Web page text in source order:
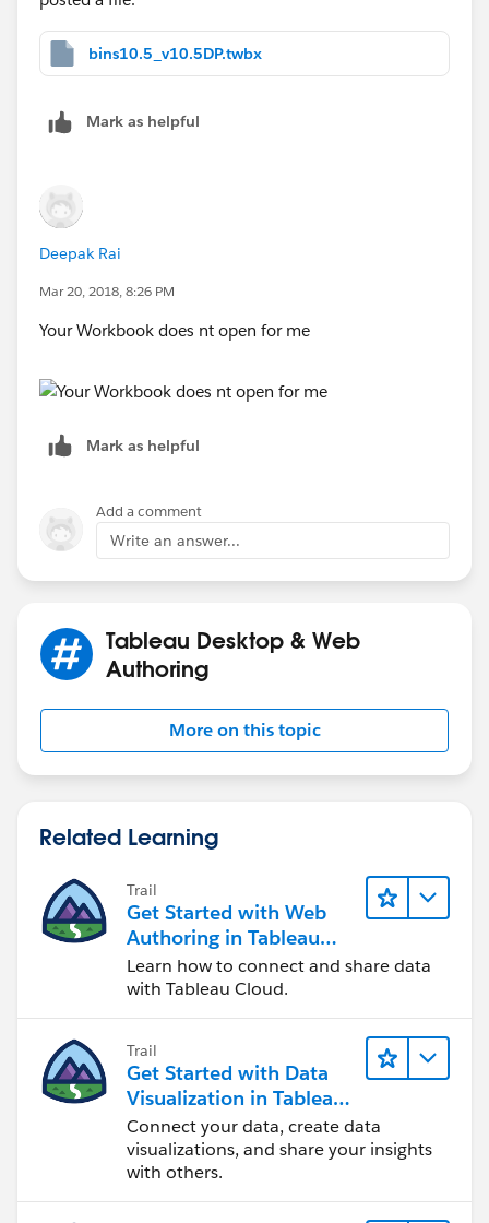
bins10.5_v10.5DP.twbx
Mark as helpful
Deepak Rai
Mar 20, 2018, 8:26 PM
Your Workbook does nt open for me
Mark as helpful
Add a comment
Write an answer...
Tableau Desktop & Web
Authoring
More on this topic
Related Learning
Trail
Get Started with Web
Authoring in Tableau
Cloud
Learn how to connect and share data
with Tableau Cloud.
Trail
Get Started with Data
Visualization in Tableau
Desktop
Connect your data, create data
visualizations, and share your insights
with others.